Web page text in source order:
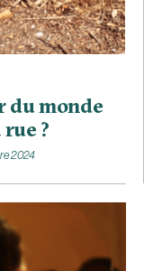
du monde
?
2024